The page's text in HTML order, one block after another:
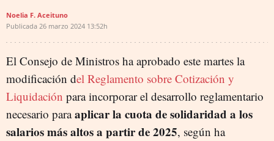
Noelia F. Aceituno
Publicada 26 marzo 2024 13:52h
El Consejo de Ministros ha aprobado este martes la
modificación del Reglamento sobre Cotización y
Liquidación para incorporar el desarrollo reglamentario
necesario paraaplicar la cuota de solidaridad a los
salarios más altos a partir de 2025, según ha